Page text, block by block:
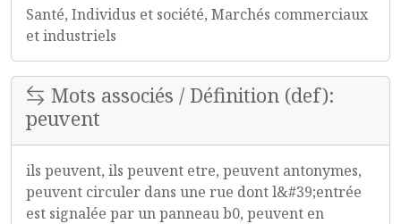
Santé, Individus et société, Marchés commerciaux
et industriels
Mots associés / Définition (def):
peuvent
ils peuvent, ils peuvent etre, peuvent antonymes,
peuvent circuler dans une rue dont l&#39;entrée
est signalée par un panneau b0, peuvent en